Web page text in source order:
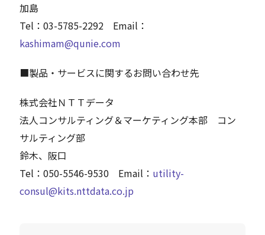
加島
Tel：03-5785-2292 Email：
kashimam@qunie.com
■製品・サービスに関するお問い合わせ先
株式会社ＮＴＴデータ
法人コンサルティング＆マーケティング本部 コン
サルティング部
鈴木、阪口
Tel：050-5546-9530 Email： utility-
consul@kits.nttdata.co.jp